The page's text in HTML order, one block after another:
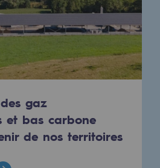
gaz
réseau de gaz
au réseau de gaz
gaz
gaz
et bas carbone
de nos territoires